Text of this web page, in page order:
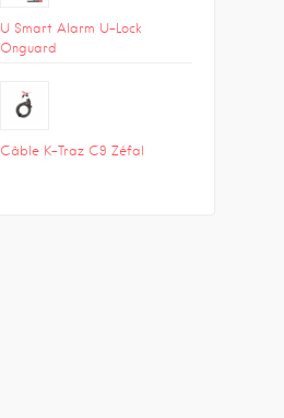
U Smart Alarm U-Lock
Onguard
Câble K-Traz C9 Zéfal